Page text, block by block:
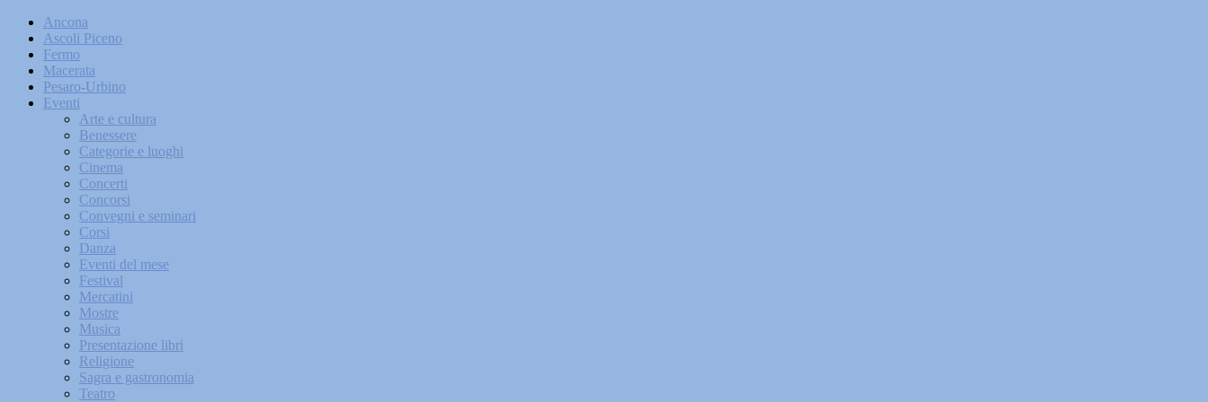
Ancona
Ascoli Piceno
Fermo
Macerata
Pesaro-Urbino
Eventi
Arte e cultura
Benessere
Categorie e luoghi
Cinema
Concerti
Concorsi
Convegni e seminari
Corsi
Danza
Eventi del mese
Festival
Mercatini
Mostre
Musica
Presentazione libri
Religione
Sagra e gastronomia
Teatro